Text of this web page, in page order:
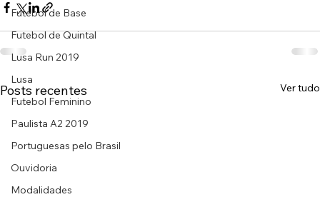
Futebol de Base
Futebol de Quintal
Lusa Run 2019
Lusa
Futebol Feminino
Paulista A2 2019
Portuguesas pelo Brasil
Ouvidoria
Modalidades
Posts recentes Ver tudo